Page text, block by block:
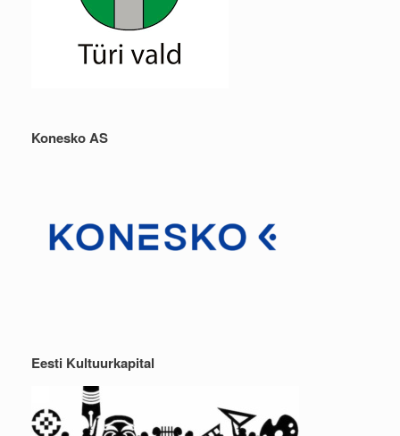
Konesko AS
Eesti Kultuurkapital